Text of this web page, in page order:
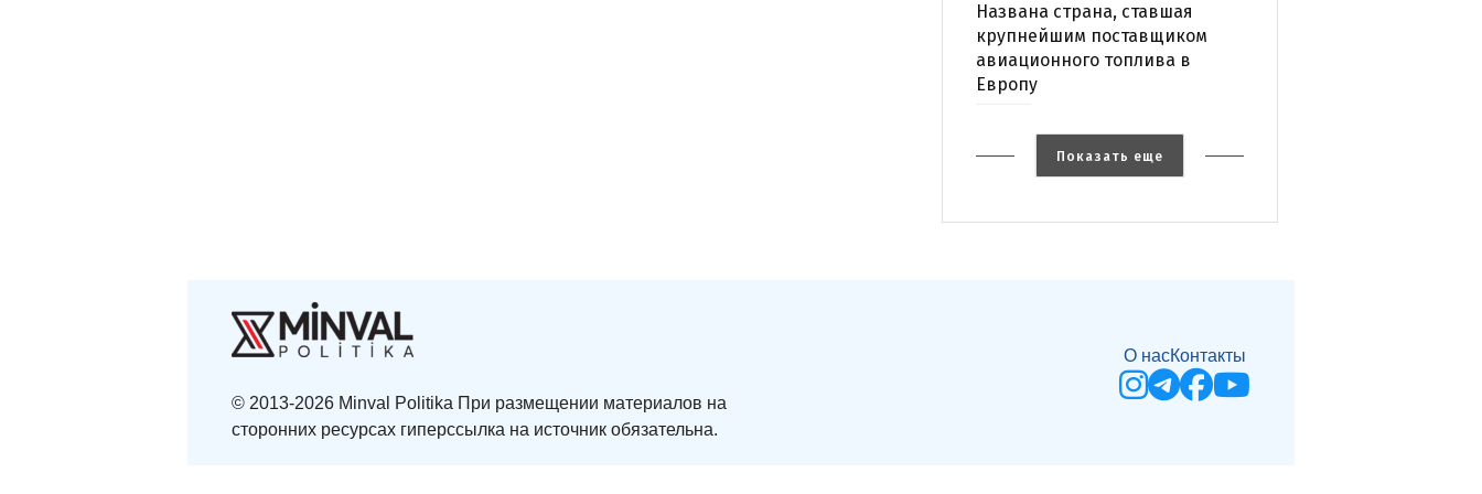
Названа страна, ставшая
крупнейшим поставщиком
авиационного топлива в
Европу
Показать еще
© 2013-2026 Minval Politika При размещении материалов на
сторонних ресурсах гиперссылка на источник обязательна.
О насКонтакты